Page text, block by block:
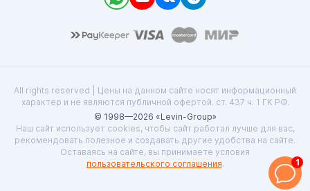
All rights reserved | Цены на данном сайте носят информационный
характер и не являются публичной офертой. ст. 437 ч. 1 ГК РФ.
© 1998—2026 «Levin-Group»
Наш сайт использует cookies, чтобы сайт работал лучше для вас,
рекомендовать полезное и создавать другие удобства на сайте.
Оставаясь на сайте, вы принимаете условия
пользовательского соглашения. 1